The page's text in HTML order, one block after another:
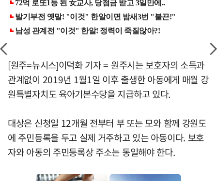
[원주=뉴시스]이덕화 기자 = 원주시는 보호자의 소득과
관계없이 2019년 1월1일 이후 출생한 아동에게 매월 강
원특별자치도 육아기본수당을 지급하고 있다.
대상은 신청일 12개월 전부터 부 또는 모와 함께 강원도
에 주민등록을 두고 실제 거주하고 있는 아동이다. 보호
자와 아동의 주민등록상 주소는 동일해야 한다.